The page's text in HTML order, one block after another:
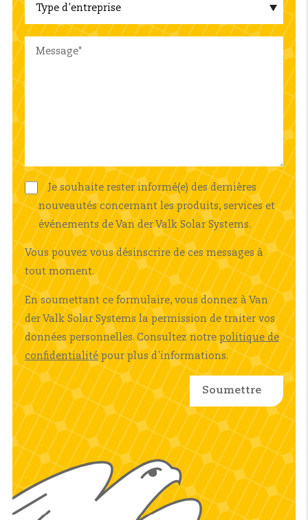
Je souhaite rester informé(e) des dernières
nouveautés concernant les produits, services et
événements de Van der Valk Solar Systems.
Vous pouvez vous désinscrire de ces messages à
tout moment.
En soumettant ce formulaire, vous donnez à Van
der Valk Solar Systems la permission de traiter vos
données personnelles. Consultez notre politique de
confidentialité pour plus d'informations.